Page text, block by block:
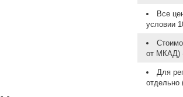
Все
условии
от МКАД)
Для
отдельно